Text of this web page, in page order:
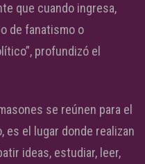
que cuando ingresa,
de fanatismo o
profundizó el
se reúnen para el
el lugar donde realizan
ideas, estudiar, leer,